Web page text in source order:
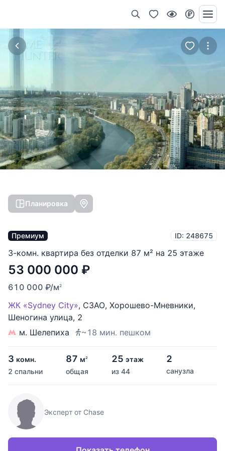
Планировка
Премиум ID: 248675
3-комн. квартира без отделки 87 м² на 25 этаже
53 000 000 ₽
610 000 ₽/м2
ЖК «Sydney City», СЗАО, Хорошево-Мневники,
Шеногина улица, 2
м. Шелепиха
~18 мин. пешком
3 комн.
2 спальни
87 м2
общая
25 этаж
из 44
2
санузла
Эксперт от Chase